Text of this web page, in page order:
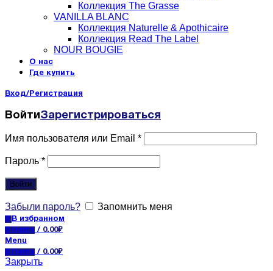
Коллекция The Grasse
VANILLA BLANC
Коллекция Naturelle & Apothicaire
Коллекция Read The Label
NOUR BOUGIE
О нас
Где купить
Вход/Регистрация
ВойтиЗарегистрироваться
Имя пользователя или Email *
Пароль *
Войти
Забыли пароль? Запомнить меня
0 В избранном
0
items / 0.00₽
Menu
0
items / 0.00₽
Закрыть